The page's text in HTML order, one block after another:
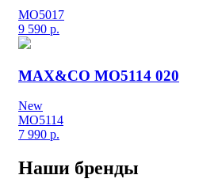
MO5017
9 590 р.
MAX&CO MO5114 020
New
MO5114
7 990 р.
Наши бренды